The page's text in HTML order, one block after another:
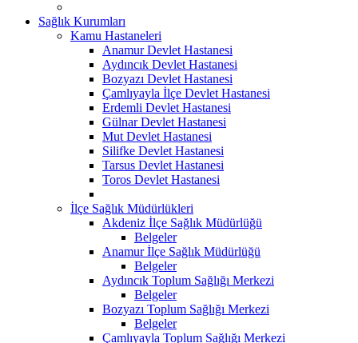
Sağlık Kurumları
Kamu Hastaneleri
Anamur Devlet Hastanesi
Aydıncık Devlet Hastanesi
Bozyazı Devlet Hastanesi
Çamlıyayla İlçe Devlet Hastanesi
Erdemli Devlet Hastanesi
Gülnar Devlet Hastanesi
Mut Devlet Hastanesi
Silifke Devlet Hastanesi
Tarsus Devlet Hastanesi
Toros Devlet Hastanesi
İlçe Sağlık Müdürlükleri
Akdeniz İlçe Sağlık Müdürlüğü
Belgeler
Anamur İlçe Sağlık Müdürlüğü
Belgeler
Aydıncık Toplum Sağlığı Merkezi
Belgeler
Bozyazı Toplum Sağlığı Merkezi
Belgeler
Çamlıyayla Toplum Sağlığı Merkezi